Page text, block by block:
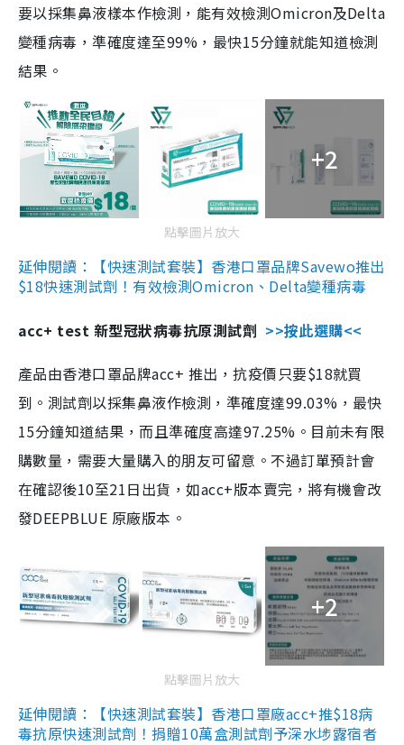
要以採集鼻液樣本作檢測，能有效檢測Omicron及Delta
變種病毒，準確度達至99%，最快15分鐘就能知道檢測
結果。
+2
點擊圖片放大
延伸閱讀：【快速測試套裝】香港口罩品牌Savewo推出
$18快速測試劑！有效檢測Omicron、Delta變種病毒
acc+ test 新型冠狀病毒抗原測試劑 >>按此選購<<
產品由香港口罩品牌acc+ 推出，抗疫價只要$18就買
到。測試劑以採集鼻液作檢測，準確度達99.03%，最快
15分鐘知道結果，而且準確度高達97.25%。目前未有限
購數量，需要大量購入的朋友可留意。不過訂單預計會
在確認後10至21日出貨，如acc+版本賣完，將有機會改
發DEEPBLUE 原廠版本。
+2
點擊圖片放大
延伸閱讀：【快速測試套裝】香港口罩廠acc+推$18病
毒抗原快速測試劑！捐贈10萬盒測試劑予深水埗露宿者